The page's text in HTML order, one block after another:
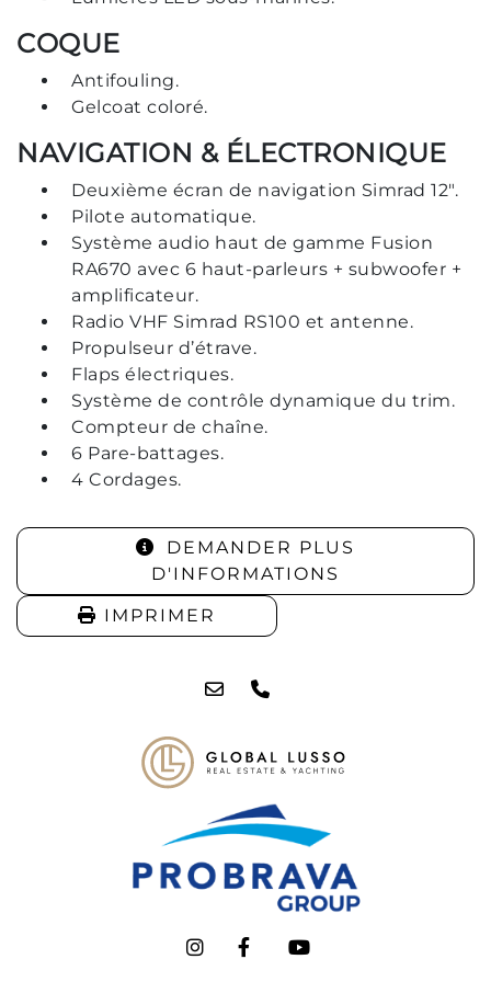
COQUE
Antifouling.
Gelcoat coloré.
NAVIGATION & ÉLECTRONIQUE
Deuxième écran de navigation Simrad 12".
Pilote automatique.
Système audio haut de gamme Fusion
RA670 avec 6 haut-parleurs + subwoofer +
amplificateur.
Radio VHF Simrad RS100 et antenne.
Propulseur d’étrave.
Flaps électriques.
Système de contrôle dynamique du trim.
Compteur de chaîne.
6 Pare-battages.
4 Cordages.
DEMANDER PLUS
D'INFORMATIONS
IMPRIMER